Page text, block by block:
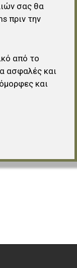
αγαπημένα
σύγκριση
σας θα
πριν την
από το
ασφαλές και
και